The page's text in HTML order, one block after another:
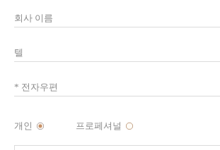
개인 프로페셔널